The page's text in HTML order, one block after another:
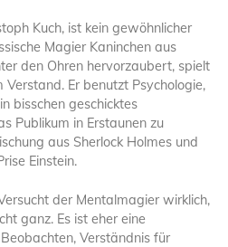
Kuch, ist kein gewöhnlicher
Magier Kaninchen aus
den Ohren hervorzaubert, spielt
Er benutzt Psychologie,
bisschen geschicktes
Publikum in Erstaunen zu
aus Sherlock Holmes und
Einstein.
der Mentalmagier wirklich,
ganz. Es ist eher eine
Verständnis für